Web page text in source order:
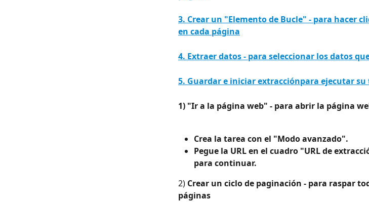
3. Crear un "Elemento de Bucle" - para hacer
en cada página
4. Extraer datos - para seleccionar los datos
5. Guardar e iniciar extracciónpara ejecutar
1) "Ir a la página web" - para abrir la página
Crea la tarea con el "Modo avanzado".
Pegue la URL en el cuadro "URL de
para continuar.
2) Crear un ciclo de paginación - para raspar
páginas